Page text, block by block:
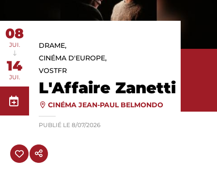
DRAME,
CINÉMA D'EUROPE,
VOSTFR
L'Affaire Zanetti
CINÉMA JEAN-PAUL BELMONDO
PUBLIÉ LE 8/07/2026
08
JUI.
14
JUI.